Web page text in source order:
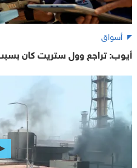
أسواق
أيوب: تراجع وول ستريت كان